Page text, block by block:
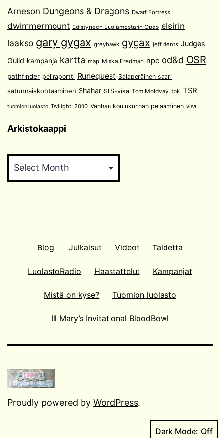
Arneson Dungeons & Dragons Dwarf Fortress
dwimmermount Edistyneen Luolamestarin Opas elsirin
laakso gary gygax greyhawk gygax jeff rients Judges
Guild kampanja kartta map Miska Fredman npc od&d OSR
pathfinder peliraportti Runequest Salaperäinen saari
satunnaiskohtaaminen Shahar SIIS-visa Tom Moldvay tpk TSR
tuomion luolasto Twilight: 2000 Vanhan koulukunnan pelaaminen visa
Arkistokaappi
Blogi Julkaisut Videot Taidetta
LuolastoRadio Haastattelut Kampanjat
Mistä on kyse? Tuomion luolasto
Ill Mary’s Invitational BloodBowl
Proudly powered by WordPress.
Dark Mode: